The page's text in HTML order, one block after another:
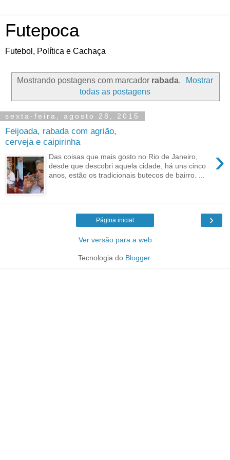
Futepoca
Futebol, Política e Cachaça
Mostrando postagens com marcador rabada.
Mostrar
todas as postagens
sexta-feira, agosto 28, 2015
Feijoada, rabada com agrião,
cerveja e caipirinha
›
Das coisas que mais gosto no Rio de Janeiro,
desde que descobri aquela cidade, há uns cinco
anos, estão os tradicionais butecos de bairro. ...
›
Página inicial
Ver versão para a web
Tecnologia do Blogger.